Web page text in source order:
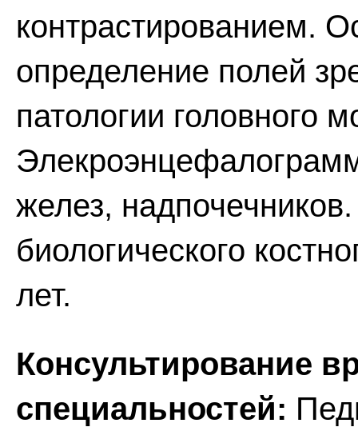
контрастированием.
определение полей
патологии головного
желез,
биологического
лет.
Консультирование
специальностей: